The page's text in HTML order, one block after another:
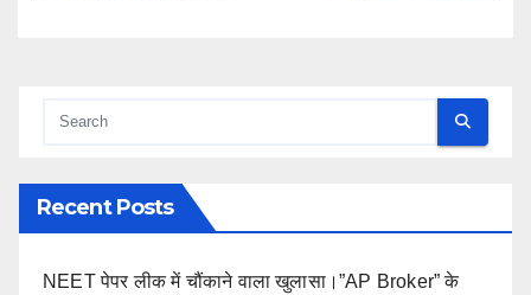
Recent Posts
NEET पेपर लीक में चौंकाने वाला खुलासा।”AP Broker” के